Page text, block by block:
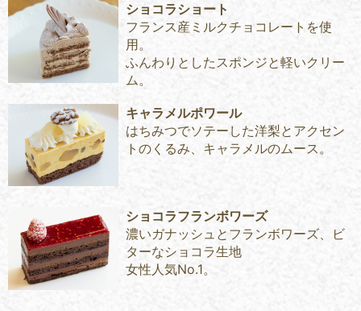
ショコラショート
フランス産ミルクチョコレートを使
用。
ふんわりとしたスポンジと軽いクリー
ム。
キャラメルポワール
はちみつでソテーした洋梨とアクセン
トのくるみ、キャラメルのムース。
ショコラフランボワーズ
濃いガナッシュとフランボワーズ、ビ
ターなショコラ生地
女性人気No.1。